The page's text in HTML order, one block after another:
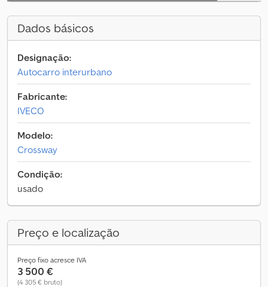
Dados básicos
Designação:
Autocarro interurbano
Fabricante:
IVECO
Modelo:
Crossway
Condição:
usado
Preço e localização
Preço fixo acresce IVA
3 500 €
(4 305 € bruto)